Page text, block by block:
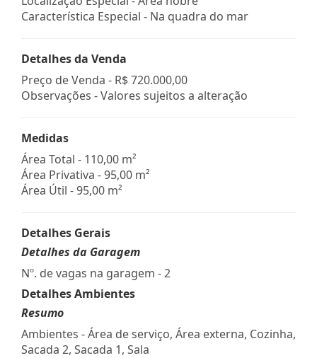
Característica Especial - Na quadra do mar
Detalhes da Venda
Preço de Venda - R$ 720.000,00
Observações - Valores sujeitos a alteração
Medidas
Área Total - 110,00 m²
Área Privativa - 95,00 m²
Área Útil - 95,00 m²
Detalhes Gerais
Detalhes da Garagem
Nº. de vagas na garagem - 2
Detalhes Ambientes
Resumo
Ambientes - Área de serviço, Área externa, Cozinha,
Sacada 2, Sacada 1, Sala